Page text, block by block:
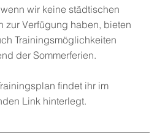
wir keine städtischen
zur Verfügung haben, bieten
Trainingsmöglichkeiten
der Sommerferien.
findet ihr im
Link hinterlegt.